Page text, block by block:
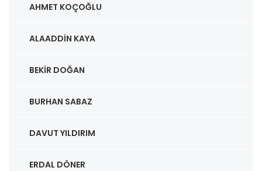
AHMET KOÇOĞLU
ALAADDIN KAYA
BEKIR DOĞAN
BURHAN SABAZ
DAVUT YILDIRIM
ERDAL DÖNER